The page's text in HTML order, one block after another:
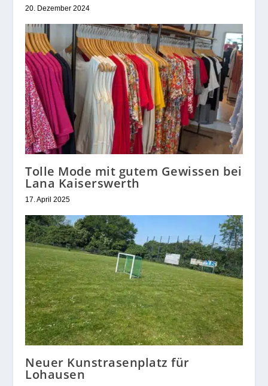
20. Dezember 2024
Tolle Mode mit gutem Gewissen bei
Lana Kaiserswerth
17. April 2025
Neuer Kunstrasenplatz für
Lohausen